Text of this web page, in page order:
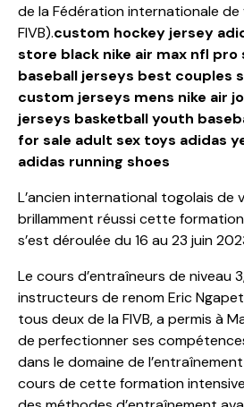
de la Fédération internationale de
FIVB).custom hockey jersey
store black nike air max nfl pro
baseball jerseys best couples
custom jerseys mens nike air
jerseys basketballyouth
for sale adult sex toys adidas
adidas running shoes
L’ancien international togolais de
brillamment réussi cette
s’est déroulée du 16 au 23 juin
Le cours d’entraîneurs de niveau
instructeurs de renom Eric
tous deux de la FIVB, a permis à
de perfectionner ses
dans le domaine de
cours de cette formation